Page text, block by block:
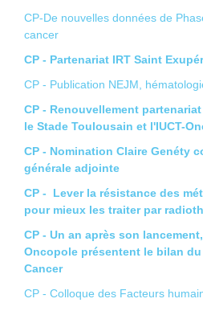
CP-De nouvelles données de
cancer
CP - Partenariat IRT Saint
CP - Publication NEJM,
CP - Renouvellement
le Stade Toulousain et l'IUCT-
CP - Nomination Claire Genéty
générale adjointe
CP - Lever la résistance des
pour mieux les traiter par
CP - Un an après son lancement,
Oncopole présentent le bilan
Cancer
CP - Colloque des Facteurs